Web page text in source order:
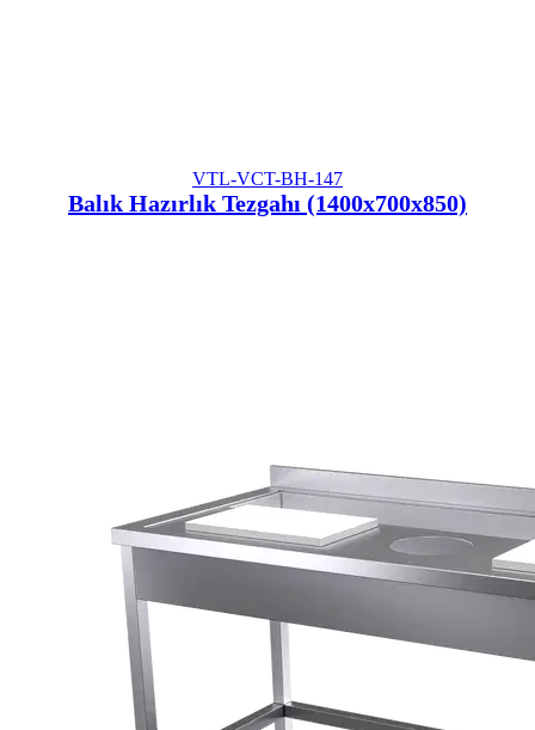
VTL-VCT-BH-147
Balık Hazırlık Tezgahı (1400x700x850)